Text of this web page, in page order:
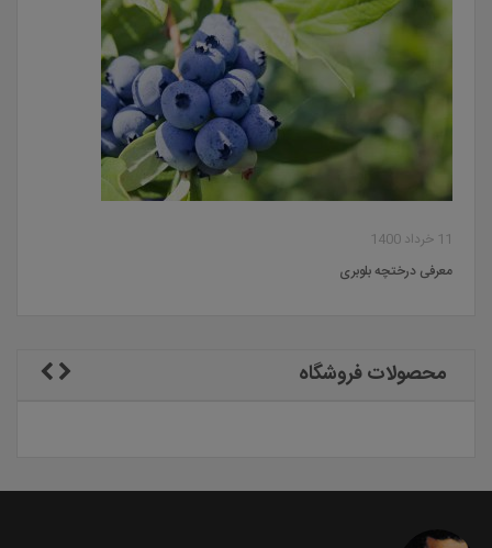
11 خرداد 1400
معرفی درختچه بلوبری
محصولات فروشگاه